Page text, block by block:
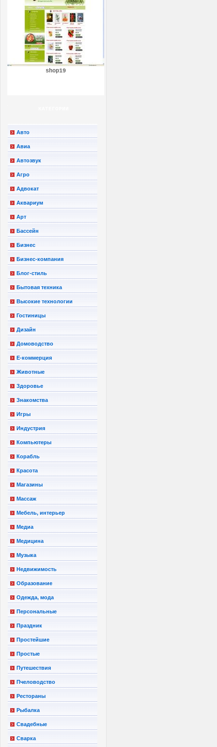
shop19
Авто
Авиа
Автозвук
Агро
Адвокат
Аквариум
Арт
Бассейн
Бизнес
Бизнес-компания
Блог-стиль
Бытовая техника
Высокие технологии
Гостиницы
Дизайн
Домоводство
Е-коммерция
Животные
Здоровье
Знакомства
Игры
Индустрия
Компьютеры
Корабль
Красота
Магазины
Массаж
Мебель, интерьер
Медиа
Медицина
Музыка
Недвижимость
Образование
Одежда, мода
Персональные
Праздник
Простейшие
Простые
Путешествия
Пчеловодство
Рестораны
Рыбалка
Свадебные
Сварка